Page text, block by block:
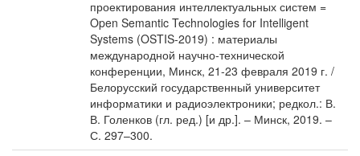
проектирования интеллектуальных систем =
Open Semantic Technologies for Intelligent
Systems (OSTIS-2019) : материалы
международной научно-технической
конференции, Минск, 21-23 февраля 2019 г. /
Белорусский государственный университет
информатики и радиоэлектроники; редкол.: В.
В. Голенков (гл. ред.) [и др.]. – Минск, 2019. –
С. 297–300.